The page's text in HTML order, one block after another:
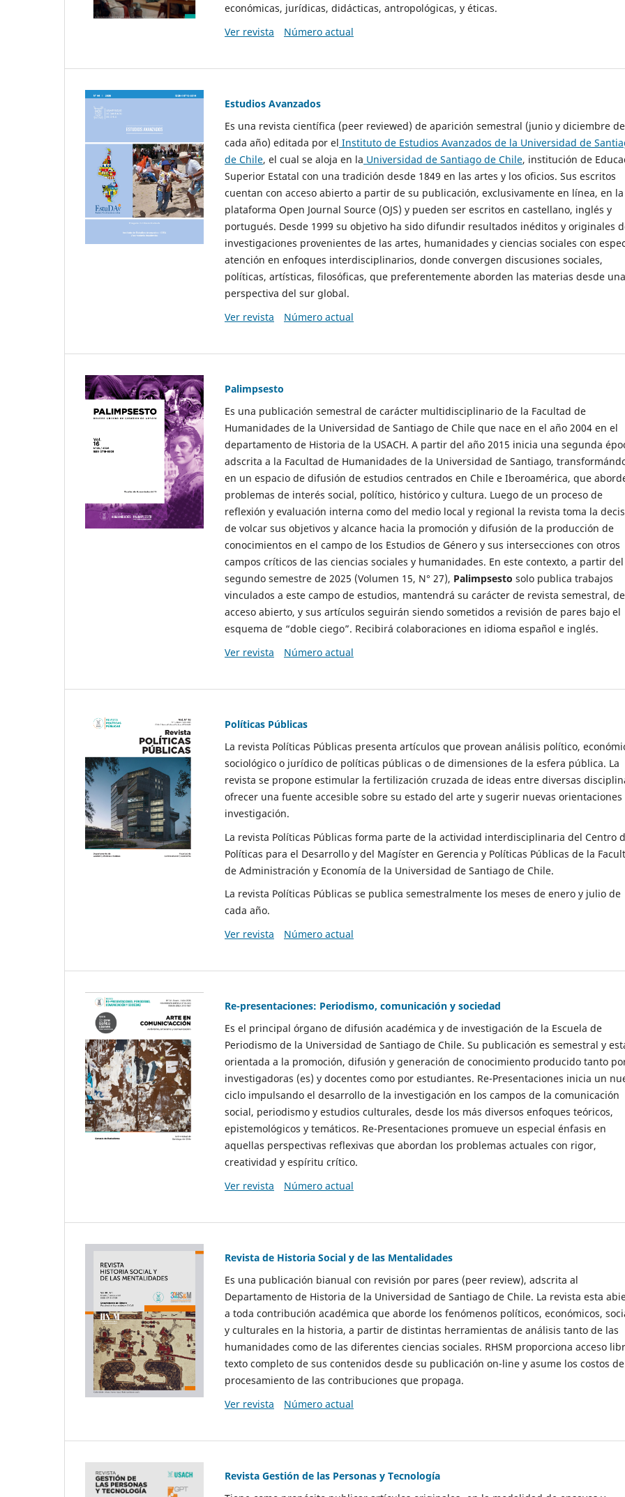
económicas, jurídicas, didácticas, antropológicas, y éticas.
Ver revista
Número actual
Estudios Avanzados
Es una revista científica (peer reviewed) de aparición semestral (junio y diciembre de
cada año) editada por el Instituto de Estudios Avanzados de la Universidad de
de Chile, el cual se aloja en la Universidad de Santiago de Chile, institución de
Superior Estatal con una tradición desde 1849 en las artes y los oficios. Sus escritos
cuentan con acceso abierto a partir de su publicación, exclusivamente en línea, en la
plataforma Open Journal Source (OJS) y pueden ser escritos en castellano, inglés y
portugués. Desde 1999 su objetivo ha sido difundir resultados inéditos y originales
investigaciones provenientes de las artes, humanidades y ciencias sociales con
atención en enfoques interdisciplinarios, donde convergen discusiones sociales,
políticas, artísticas, filosóficas, que preferentemente aborden las materias desde una
perspectiva del sur global.
Ver revista
Número actual
Palimpsesto
Es una publicación semestral de carácter multidisciplinario de la Facultad de
Humanidades de la Universidad de Santiago de Chile que nace en el año 2004 en el
departamento de Historia de la USACH. A partir del año 2015 inicia una segunda
adscrita a la Facultad de Humanidades de la Universidad de Santiago,
en un espacio de difusión de estudios centrados en Chile e Iberoamérica, que
problemas de interés social, político, histórico y cultura. Luego de un proceso de
reflexión y evaluación interna como del medio local y regional la revista toma la
de volcar sus objetivos y alcance hacia la promoción y difusión de la producción de
conocimientos en el campo de los Estudios de Género y sus intersecciones con otros
campos críticos de las ciencias sociales y humanidades. En este contexto, a partir del
segundo semestre de 2025 (Volumen 15, N° 27), Palimpsesto solo publica trabajos
vinculados a este campo de estudios, mantendrá su carácter de revista semestral, de
acceso abierto, y sus artículos seguirán siendo sometidos a revisión de pares bajo el
esquema de “doble ciego”. Recibirá colaboraciones en idioma español e inglés.
Ver revista
Número actual
Políticas Públicas
La revista Políticas Públicas presenta artículos que provean análisis político,
sociológico o jurídico de políticas públicas o de dimensiones de la esfera pública. La
revista se propone estimular la fertilización cruzada de ideas entre diversas
ofrecer una fuente accesible sobre su estado del arte y sugerir nuevas orientaciones
investigación.
La revista Políticas Públicas forma parte de la actividad interdisciplinaria del Centro
Políticas para el Desarrollo y del Magíster en Gerencia y Políticas Públicas de la
de Administración y Economía de la Universidad de Santiago de Chile.
La revista Políticas Públicas se publica semestralmente los meses de enero y julio de
cada año.
Ver revista
Número actual
Re-presentaciones: Periodismo, comunicación y sociedad
Es el principal órgano de difusión académica y de investigación de la Escuela de
Periodismo de la Universidad de Santiago de Chile. Su publicación es semestral y
orientada a la promoción, difusión y generación de conocimiento producido tanto
investigadoras (es) y docentes como por estudiantes. Re-Presentaciones inicia un
ciclo impulsando el desarrollo de la investigación en los campos de la comunicación
social, periodismo y estudios culturales, desde los más diversos enfoques teóricos,
epistemológicos y temáticos. Re-Presentaciones promueve un especial énfasis en
aquellas perspectivas reflexivas que abordan los problemas actuales con rigor,
creatividad y espíritu crítico.
Ver revista
Número actual
Revista de Historia Social y de las Mentalidades
Es una publicación bianual con revisión por pares (peer review), adscrita al
Departamento de Historia de la Universidad de Santiago de Chile. La revista esta
a toda contribución académica que aborde los fenómenos políticos, económicos,
y culturales en la historia, a partir de distintas herramientas de análisis tanto de las
humanidades como de las diferentes ciencias sociales. RHSM proporciona acceso
texto completo de sus contenidos desde su publicación on-line y asume los costos de
procesamiento de las contribuciones que propaga.
Ver revista
Número actual
Revista Gestión de las Personas y Tecnología